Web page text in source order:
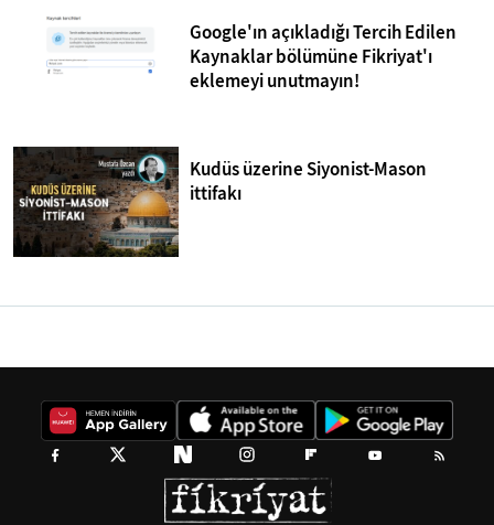
Google'ın açıkladığı Tercih Edilen
Kaynaklar bölümüne Fikriyat'ı
eklemeyi unutmayın!
Kudüs üzerine Siyonist-Mason
ittifakı